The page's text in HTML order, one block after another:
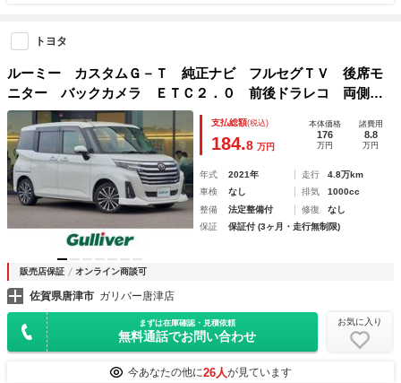
トヨタ
ルーミー カスタムＧ－Ｔ 純正ナビ フルセグＴＶ 後席モ
ニター バックカメラ ＥＴＣ２．０ 前後ドラレコ 両側電
動スライドドア シートヒーター ＬＥＤライト フォグラン
プ スマートアシスト レーダークルコン コーナーセンサー
支払総額(税込)
184.8 万円
本体価格
176
万円
諸費用
8.8
万円
年式 2021年 走行
4.8万km
車検
なし 排気
1000cc
整備
法定整備付 修復
なし
保証
保証付 (3ヶ月・走行無制限)
販売店保証 オンライン商談可
佐賀県唐津市 ガリバー唐津店
まずは在庫確認・見積依頼
無料通話でお問い合わせ
お気に入り
今あなたの他に26人が見ています